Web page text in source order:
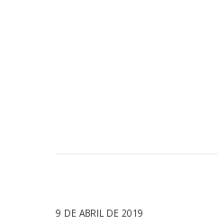
9 DE ABRIL DE 2019